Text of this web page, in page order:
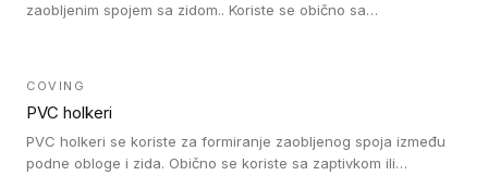
zaobljenim spojem sa zidom.. Koriste se obično sa
rešenje).
COVING
PVC holkeri
PVC holkeri se koriste za formiranje zaobljenog spoja između
podne obloge i zida. Obično se koriste sa zaptivkom ili